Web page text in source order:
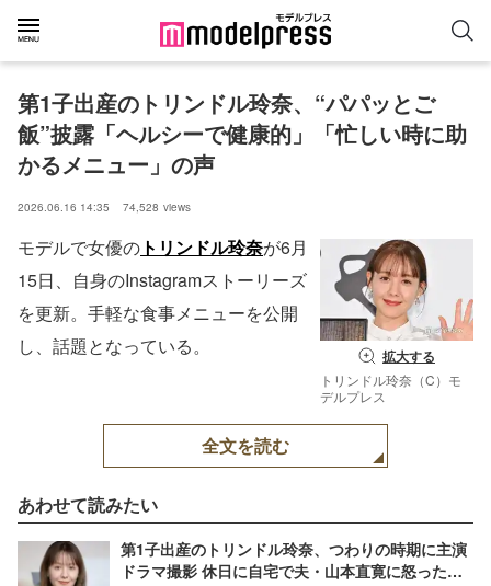
第1子出産のトリンドル玲奈、“パパッとご
飯”披露「ヘルシーで健康的」「忙しい時に助
かるメニュー」の声
2026.06.16 14:35 74,528 views
拡大する
トリンドル玲奈（C）モ
デルプレス
モデルで女優の トリンドル玲奈が6月
15日、自身のInstagramストーリーズ
を更新。手軽な食事メニューを公開
し、話題となっている。
全文を読む
あわせて読みたい
第1子出産のトリンドル玲奈、つわりの時期に主演
ドラマ撮影 休日に自宅で夫・山本直寛に怒った理